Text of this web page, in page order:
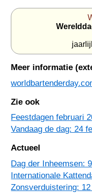
Meer informatie
Zie ook
Feestdagen februari
Vandaag de dag: 24
Actueel
Dag der Inheemsen:
Internationale
Zonsverduistering: